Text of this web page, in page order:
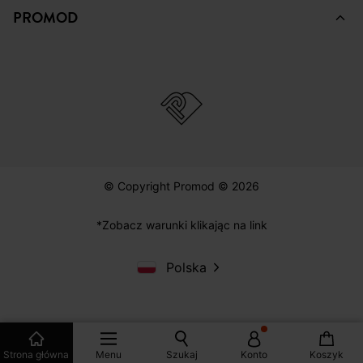
Strona główna Menu Szukaj Konto Koszyk
PROMOD
© Copyright Promod © 2026
*Zobacz warunki klikając na link
Polska